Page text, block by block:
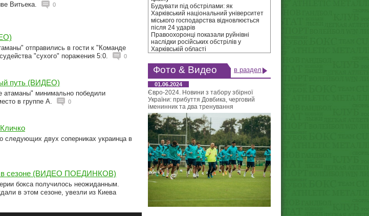
Витьека. 0
отправились в гости к "Команде
"сухого" поражения 5:0.
0
путь (ВИДЕО)
атаманы" минимально победили
в группе А.
0
двух соперниках украинца в
в сезоне (ВИДЕО ПОЕДИНКОВ)
бокса получилось неожиданным.
в этом сезоне, увезли из Киева
Будувати під обстрілами: як
Харківський національний університет
міського господарства відновлюється
після 24 ударів
Правоохоронці показали руйнівні
наслідки російських обстрілів у
Харківській області
Фото & Видео в раздел
01.06.2024
Євро-2024. Новини з табору збірної
України: прибуття Довбика, черговий
іменинник та два тренування